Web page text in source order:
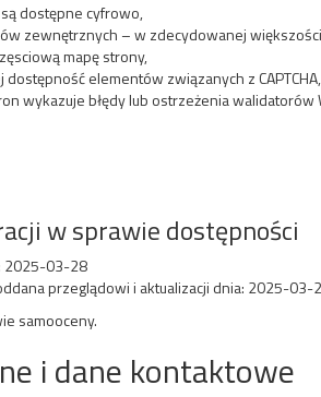
dostępne cyfrowo,
zewnętrznych – w zdecydowanej
mapę strony,
elementów związanych z CAPTCHA,
wykazuje błędy lub ostrzeżenia
w sprawie dostępności
2025-03-28
przeglądowi i aktualizacji dnia: 2025-03-
samooceny.
i dane kontaktowe